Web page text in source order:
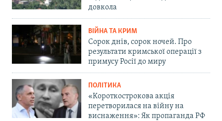
довкола
ВІЙНА ТА КРИМ
Сорок днів, сорок ночей. Про
результати кримської операції з
примусу Росії до миру
ПОЛІТИКА
«Короткострокова акція
перетворилася на війну на
виснаження»: Як пропаганда РФ